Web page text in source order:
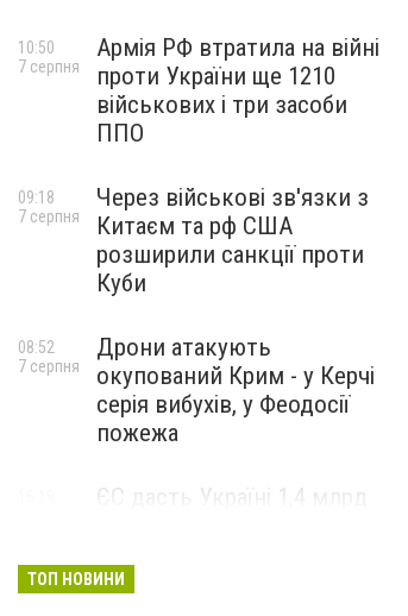
Армія РФ втратила на війні
проти України ще 1210
військових і три засоби
ППО
10:50
7 серпня
Через військові зв'язки з
Китаєм та рф США
розширили санкції проти
Куби
09:18
7 серпня
Дрони атакують
окупований Крим - у Керчі
серія вибухів, у Феодосії
пожежа
08:52
7 серпня
ЄС дасть Україні 1,4 млрд
ТОП НОВИНИ